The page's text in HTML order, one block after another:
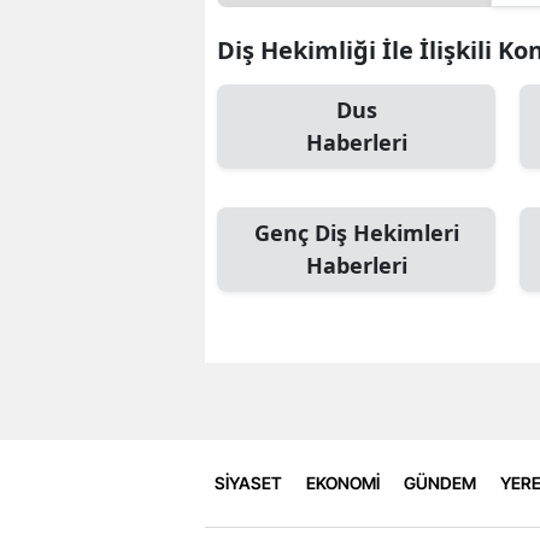
Diş Hekimliği İle İlişkili
Dus
Haberleri
Genç Diş Hekimleri
Haberleri
SİYASET EKONOMİ GÜNDEM